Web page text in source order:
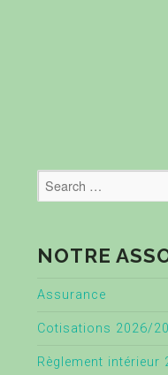
NOTRE
Assurance
Cotisations 2026/
Règlement intérieur